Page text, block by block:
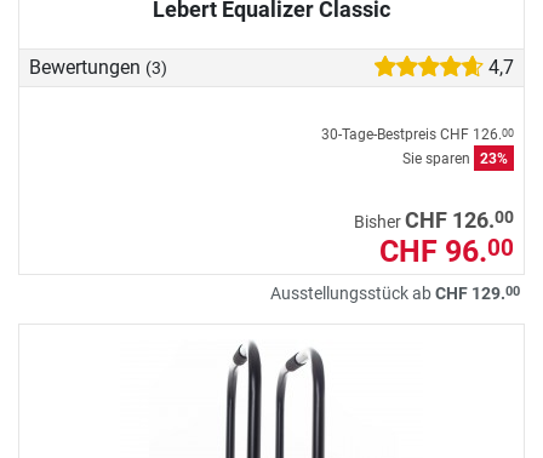
Lebert Equalizer Classic
Bewertungen (3) 4,7
30-Tage-Bestpreis CHF 126.00
Sie sparen 23%
BisherCHF 126.00
CHF 96.00
Ausstellungsstück abCHF 129.00